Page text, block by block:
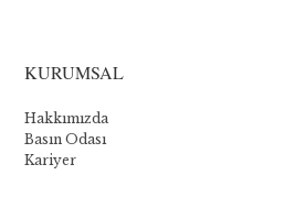
:
Les
KURUMSAL
Hakkımızda
Basın Odası
Kariyer